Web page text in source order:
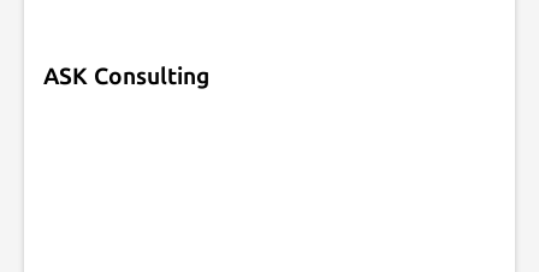
ASK Consulting